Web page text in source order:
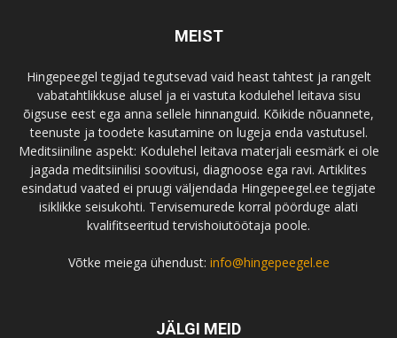
MEIST
Hingepeegel tegijad tegutsevad vaid heast tahtest ja rangelt
vabatahtlikkuse alusel ja ei vastuta kodulehel leitava sisu
õigsuse eest ega anna sellele hinnanguid. Kõikide nõuannete,
teenuste ja toodete kasutamine on lugeja enda vastutusel.
Meditsiiniline aspekt: Kodulehel leitava materjali eesmärk ei ole
jagada meditsiinilisi soovitusi, diagnoose ega ravi. Artiklites
esindatud vaated ei pruugi väljendada Hingepeegel.ee tegijate
isiklikke seisukohti. Tervisemurede korral pöörduge alati
kvalifitseeritud tervishoiutöötaja poole.
Võtke meiega ühendust: info@hingepeegel.ee
JÄLGI MEID